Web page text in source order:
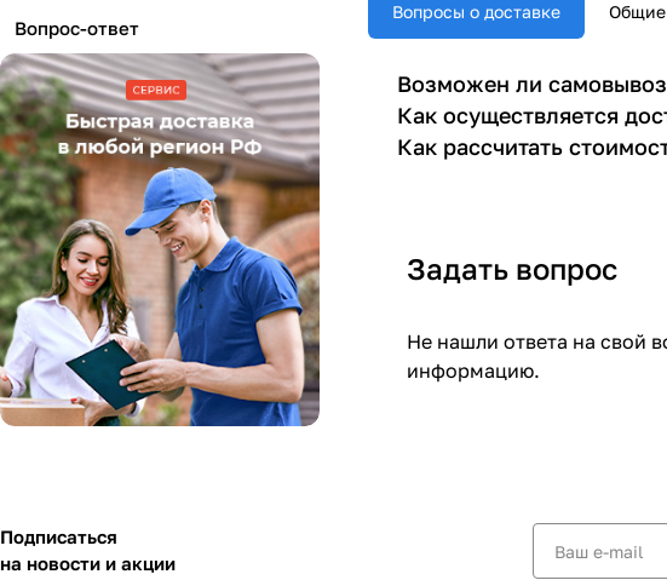
Вопросы о доставке Общие
Возможен ли самовывоз
Как осуществляется
Как рассчитать
Задать вопрос
Не нашли ответа на свой
информацию.
Вопрос-ответ
Подписаться
на новости и акции